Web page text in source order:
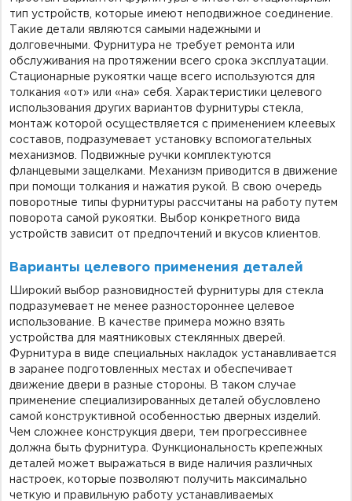
тип устройств, которые имеют неподвижное соединение.
Такие детали являются самыми надежными и
долговечными. Фурнитура не требует ремонта или
обслуживания на протяжении всего срока эксплуатации.
Стационарные рукоятки чаще всего используются для
толкания «от» или «на» себя. Характеристики целевого
использования других вариантов фурнитуры стекла,
монтаж которой осуществляется с применением клеевых
составов, подразумевает установку вспомогательных
механизмов. Подвижные ручки комплектуются
фланцевыми защелками. Механизм приводится в движение
при помощи толкания и нажатия рукой. В свою очередь
поворотные типы фурнитуры рассчитаны на работу путем
поворота самой рукоятки. Выбор конкретного вида
устройств зависит от предпочтений и вкусов клиентов.
Варианты целевого применения деталей
Широкий выбор разновидностей фурнитуры для стекла
подразумевает не менее разностороннее целевое
использование. В качестве примера можно взять
устройства для маятниковых стеклянных дверей.
Фурнитура в виде специальных накладок устанавливается
в заранее подготовленных местах и обеспечивает
движение двери в разные стороны. В таком случае
применение специализированных деталей обусловлено
самой конструктивной особенностью дверных изделий.
Чем сложнее конструкция двери, тем прогрессивнее
должна быть фурнитура. Функциональность крепежных
деталей может выражаться в виде наличия различных
настроек, которые позволяют получить максимально
четкую и правильную работу устанавливаемых